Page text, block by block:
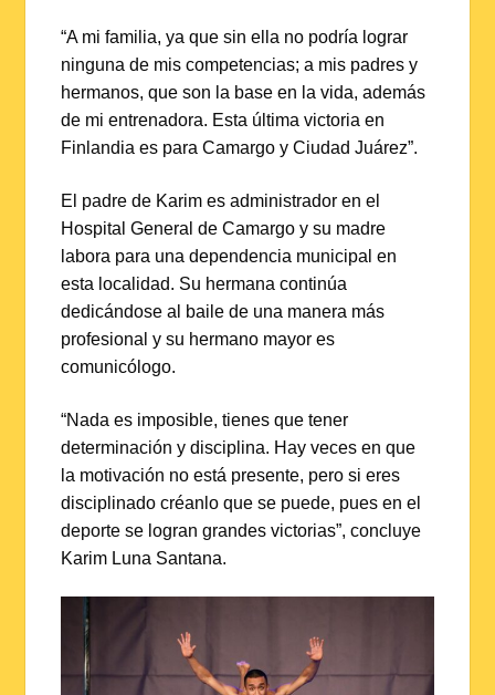
“A mi familia, ya que sin ella no podría lograr
ninguna de mis competencias; a mis padres y
hermanos, que son la base en la vida, además
de mi entrenadora. Esta última victoria en
Finlandia es para Camargo y Ciudad Juárez”.
El padre de Karim es administrador en el
Hospital General de Camargo y su madre
labora para una dependencia municipal en
esta localidad. Su hermana continúa
dedicándose al baile de una manera más
profesional y su hermano mayor es
comunicólogo.
“Nada es imposible, tienes que tener
determinación y disciplina. Hay veces en que
la motivación no está presente, pero si eres
disciplinado créanlo que se puede, pues en el
deporte se logran grandes victorias”, concluye
Karim Luna Santana.